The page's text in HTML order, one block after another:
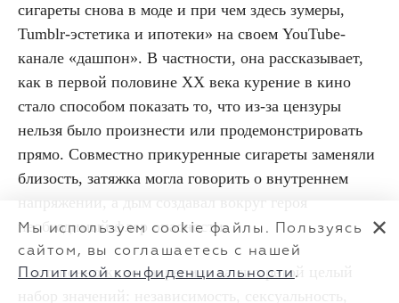
сигареты снова в моде и при чем здесь зумеры,
Tumblr-эстетика и ипотеки» на своем YouTube-
канале «дашпон». В частности, она рассказывает,
как в первой половине XX века курение в кино
стало способом показать то, что из-за цензуры
нельзя было произнести или продемонстрировать
прямо. Совместно прикуренные сигареты заменяли
близость, затяжка могла говорить о внутреннем
необходимый флер опасности.
Постепенно кино закрепило за сигаретой целый
Мы используем cookie файлы. Пользуясь
сайтом, вы соглашаетесь с нашей
Политикой конфиденциальности .
✕